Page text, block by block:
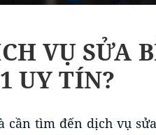
VỤ SỬA
UY TÍN?
tìm đến dịch vụ